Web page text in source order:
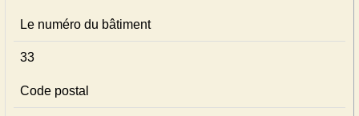
Le numéro du bâtiment
33
Code postal